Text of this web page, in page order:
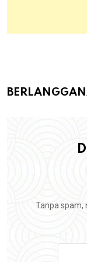
Tanpa spam,